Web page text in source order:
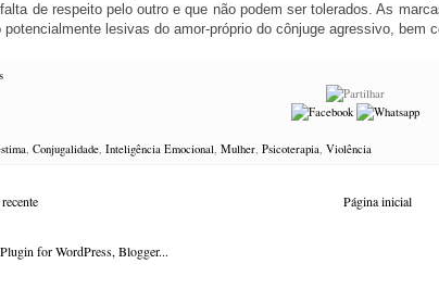
de respeito pelo outro e que não podem ser tolerados. As
potencialmente lesivas do amor-próprio do cônjuge agressivo, bem
, Conjugalidade, Inteligência Emocional, Mulher, Psicoterapia, Violência
Página inicial